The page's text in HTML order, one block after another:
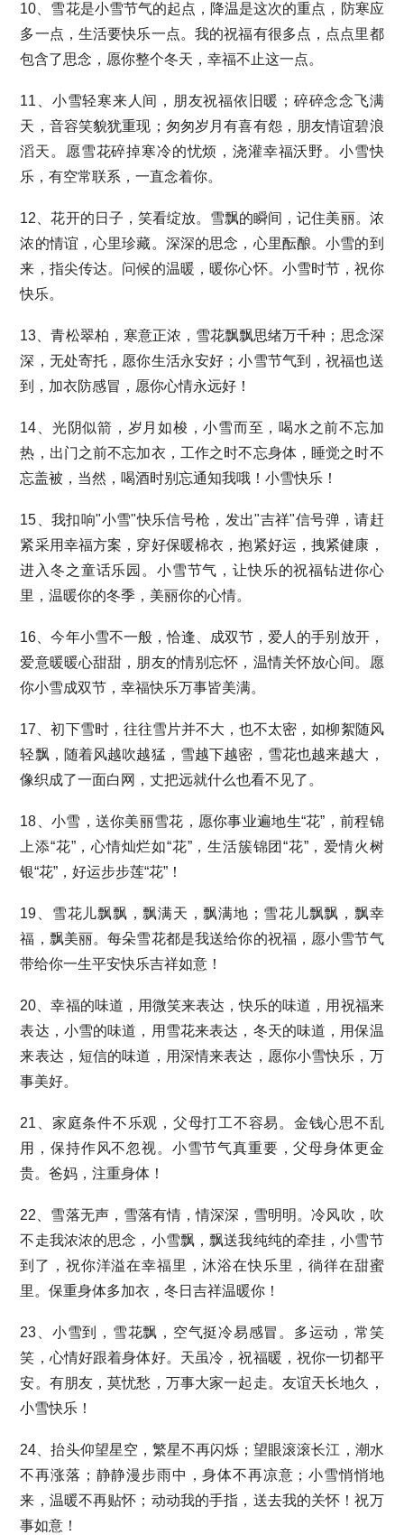
10、雪花是小雪节气的起点，降温是这次的重点，防寒应
多一点，生活要快乐一点。我的祝福有很多点，点点里都
包含了思念，愿你整个冬天，幸福不止这一点。
11、小雪轻寒来人间，朋友祝福依旧暖；碎碎念念飞满
天，音容笑貌犹重现；匆匆岁月有喜有怨，朋友情谊碧浪
滔天。愿雪花碎掉寒冷的忧烦，浇灌幸福沃野。小雪快
乐，有空常联系，一直念着你。
12、花开的日子，笑看绽放。雪飘的瞬间，记住美丽。浓
浓的情谊，心里珍藏。深深的思念，心里酝酿。小雪的到
来，指尖传达。问候的温暖，暖你心怀。小雪时节，祝你
快乐。
13、青松翠柏，寒意正浓，雪花飘飘思绪万千种；思念深
深，无处寄托，愿你生活永安好；小雪节气到，祝福也送
到，加衣防感冒，愿你心情永远好！
14、光阴似箭，岁月如梭，小雪而至，喝水之前不忘加
热，出门之前不忘加衣，工作之时不忘身体，睡觉之时不
忘盖被，当然，喝酒时别忘通知我哦！小雪快乐！
15、我扣响"小雪"快乐信号枪，发出"吉祥"信号弹，请赶
紧采用幸福方案，穿好保暖棉衣，抱紧好运，拽紧健康，
进入冬之童话乐园。小雪节气，让快乐的祝福钻进你心
里，温暖你的冬季，美丽你的心情。
16、今年小雪不一般，恰逢、成双节，爱人的手别放开，
爱意暖暖心甜甜，朋友的情别忘怀，温情关怀放心间。愿
你小雪成双节，幸福快乐万事皆美满。
17、初下雪时，往往雪片并不大，也不太密，如柳絮随风
轻飘，随着风越吹越猛，雪越下越密，雪花也越来越大，
像织成了一面白网，丈把远就什么也看不见了。
18、小雪，送你美丽雪花，愿你事业遍地生“花”，前程锦
上添“花”，心情灿烂如“花”，生活簇锦团“花”，爱情火树
银“花”，好运步步莲“花”！
19、雪花儿飘飘，飘满天，飘满地；雪花儿飘飘，飘幸
福，飘美丽。每朵雪花都是我送给你的祝福，愿小雪节气
带给你一生平安快乐吉祥如意！
20、幸福的味道，用微笑来表达，快乐的味道，用祝福来
表达，小雪的味道，用雪花来表达，冬天的味道，用保温
来表达，短信的味道，用深情来表达，愿你小雪快乐，万
事美好。
21、家庭条件不乐观，父母打工不容易。金钱心思不乱
用，保持作风不忽视。小雪节气真重要，父母身体更金
贵。爸妈，注重身体！
22、雪落无声，雪落有情，情深深，雪明明。冷风吹，吹
不走我浓浓的思念，小雪飘，飘送我纯纯的牵挂，小雪节
到了，祝你洋溢在幸福里，沐浴在快乐里，徜徉在甜蜜
里。保重身体多加衣，冬日吉祥温暖你！
23、小雪到，雪花飘，空气挺冷易感冒。多运动，常笑
笑，心情好跟着身体好。天虽冷，祝福暖，祝你一切都平
安。有朋友，莫忧愁，万事大家一起走。友谊天长地久，
小雪快乐！
24、抬头仰望星空，繁星不再闪烁；望眼滚滚长江，潮水
不再涨落；静静漫步雨中，身体不再凉意；小雪悄悄地
来，温暖不再贴怀；动动我的手指，送去我的关怀！祝万
事如意！